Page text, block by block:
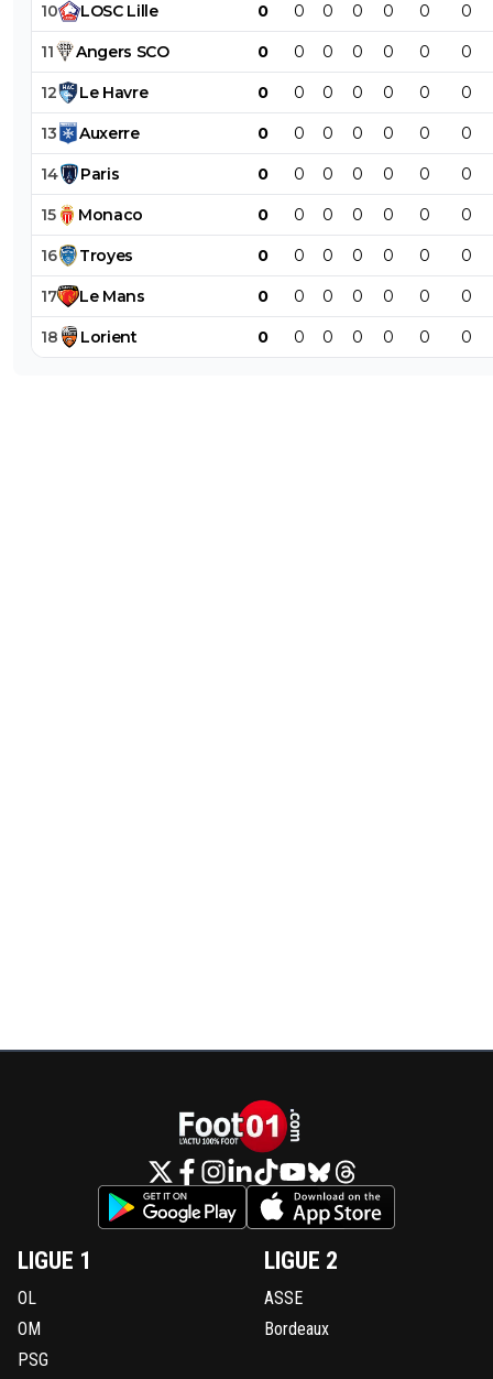
10 LOSC Lille 0 0 0 0 0 0 0
11 Angers SCO 0 0 0 0 0 0 0
12 Le Havre 0 0 0 0 0 0 0
13 Auxerre 0 0 0 0 0 0 0
14 Paris 0 0 0 0 0 0 0
15 Monaco 0 0 0 0 0 0 0
16 Troyes 0 0 0 0 0 0 0
17 Le Mans 0 0 0 0 0 0 0
18 Lorient 0 0 0 0 0 0 0
LIGUE 1
OL
OM
PSG
LIGUE 2
ASSE
Bordeaux